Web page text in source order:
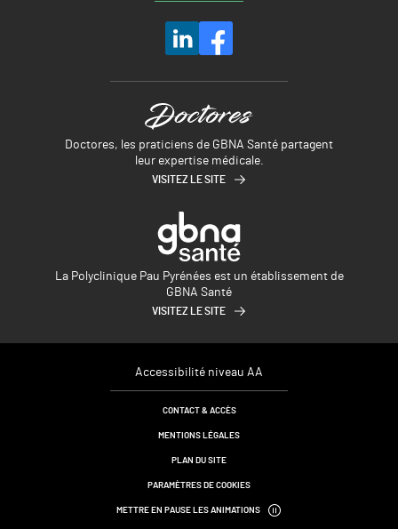
Doctores, les praticiens de GBNA Santé partagent
leur expertise médicale.
VISITEZ LE SITE
La Polyclinique Pau Pyrénées est un établissement de
GBNA Santé
VISITEZ LE SITE
Accessibilité niveau AA
CONTACT & ACCÈS
MENTIONS LÉGALES
PLAN DU SITE
PARAMÈTRES DE COOKIES
METTRE EN PAUSE LES ANIMATIONS